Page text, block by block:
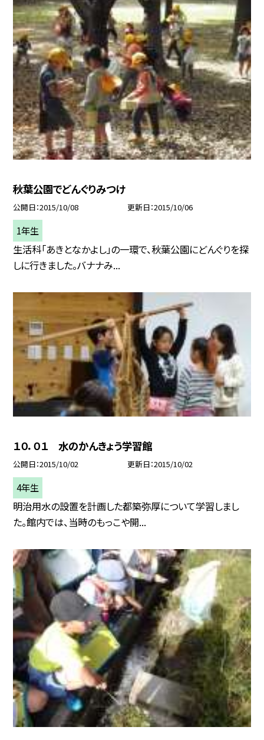
秋葉公園でどんぐりみつけ
公開日 2015/10/08 更新日 2015/10/06
1年生
生活科「あきとなかよし」の一環で、秋葉公園にどんぐりを探
しに行きました。バナナみ...
１０．０１ 水のかんきょう学習館
公開日 2015/10/02 更新日 2015/10/02
4年生
明治用水の設置を計画した都築弥厚について学習しまし
た。館内では、当時のもっこや開...